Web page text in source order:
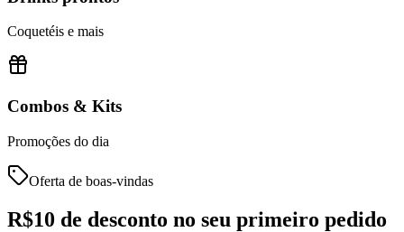
Coquetéis e mais
Combos & Kits
Promoções do dia
Oferta de boas-vindas
R$10 de desconto no seu primeiro pedido